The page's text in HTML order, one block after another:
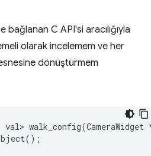
C API'si aracılığıyla
olarak incelemem ve her
dönüştürmem
val> walk_config(CameraWidget
();